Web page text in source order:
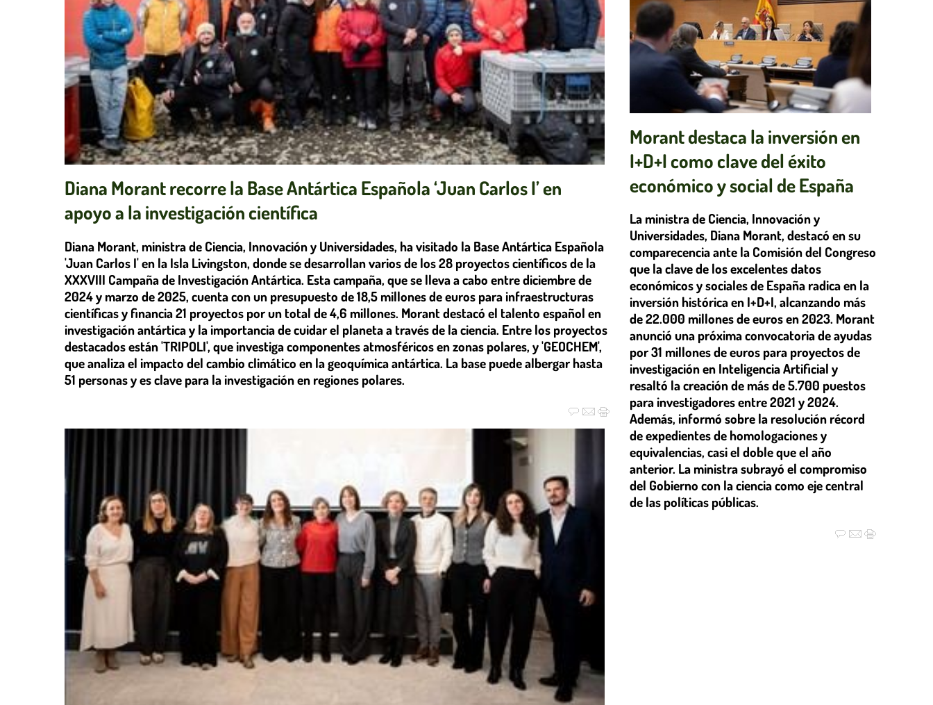
Diana Morant recorre la Base Antártica Española ‘Juan Carlos I’ en
apoyo a la investigación científica
Diana Morant, ministra de Ciencia, Innovación y Universidades, ha visitado la Base Antártica Española
'Juan Carlos I' en la Isla Livingston, donde se desarrollan varios de los 28 proyectos científicos de la
XXXVIII Campaña de Investigación Antártica. Esta campaña, que se lleva a cabo entre diciembre de
2024 y marzo de 2025, cuenta con un presupuesto de 18,5 millones de euros para infraestructuras
científicas y financia 21 proyectos por un total de 4,6 millones. Morant destacó el talento español en
investigación antártica y la importancia de cuidar el planeta a través de la ciencia. Entre los proyectos
destacados están 'TRIPOLI', que investiga componentes atmosféricos en zonas polares, y 'GEOCHEM',
que analiza el impacto del cambio climático en la geoquímica antártica. La base puede albergar hasta
51 personas y es clave para la investigación en regiones polares.
Morant destaca la inversión en
I+D+I como clave del éxito
económico y social de España
La ministra de Ciencia, Innovación y
Universidades, Diana Morant, destacó en su
comparecencia ante la Comisión del Congreso
que la clave de los excelentes datos
económicos y sociales de España radica en la
inversión histórica en I+D+I, alcanzando más
de 22.000 millones de euros en 2023. Morant
anunció una próxima convocatoria de ayudas
por 31 millones de euros para proyectos de
investigación en Inteligencia Artificial y
resaltó la creación de más de 5.700 puestos
para investigadores entre 2021 y 2024.
Además, informó sobre la resolución récord
de expedientes de homologaciones y
equivalencias, casi el doble que el año
anterior. La ministra subrayó el compromiso
del Gobierno con la ciencia como eje central
de las políticas públicas.